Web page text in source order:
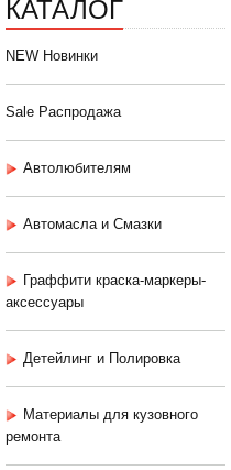
NEW Новинки
Sale Распродажа
Автолюбителям
Автомасла и Смазки
Граффити краска-маркеры-
аксессуары
Детейлинг и Полировка
Материалы для кузовного
ремонта